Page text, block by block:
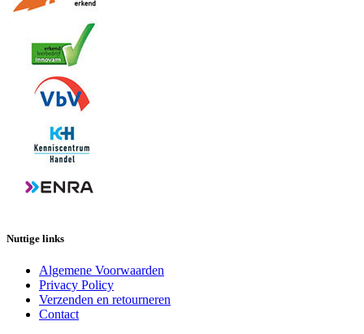
Nuttige links
Algemene Voorwaarden
Privacy Policy
Verzenden en retourneren
Contact